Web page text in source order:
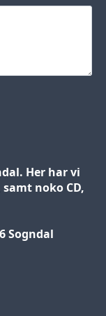
Her har vi
noko CD,
Sogndal